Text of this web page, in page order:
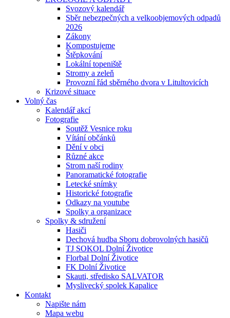
Svozový kalendář
Sběr nebezpečných a velkoobjemových odpadů
2026
Zákony
Kompostujeme
Štěpkování
Lokální topeniště
Stromy a zeleň
Provozní řád sběrného dvora v Litultovicích
Krizové situace
Volný čas
Kalendář akcí
Fotografie
Soutěž Vesnice roku
Vítání občánků
Dění v obci
Různé akce
Strom naší rodiny
Panoramatické fotografie
Letecké snímky
Historické fotografie
Odkazy na youtube
Spolky a organizace
Spolky & sdružení
Hasiči
Dechová hudba Sboru dobrovolných hasičů
TJ SOKOL Dolní Životice
Florbal Dolní Životice
FK Dolní Životice
Skauti, středisko SALVATOR
Myslivecký spolek Kapalice
Kontakt
Napište nám
Mapa webu